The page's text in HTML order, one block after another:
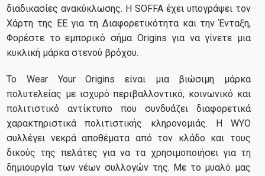
διαδικασίες ανακύκλωσης. Η SOFFA έχει υπογράψει τον
Χάρτη της ΕΕ για τη Διαφορετικότητα και την Ένταξη,
Φορέστε το εμπορικό σήμα Origins για να γίνετε μια
κυκλική μάρκα στενού βρόχου.
Το Wear Your Origins είναι μια βιώσιμη μάρκα
πολυτελείας με ισχυρό περιβαλλοντικό, κοινωνικό και
πολιτιστικό αντίκτυπο που συνδυάζει διαφορετικά
χαρακτηριστικά πολιτιστικής κληρονομιάς. Η WYO
συλλέγει νεκρά αποθέματα από τον κλάδο και τους
δικούς της πελάτες για να τα χρησιμοποιήσει για τη
δημιουργία των νέων συλλογών της. Με το μυαλό μας